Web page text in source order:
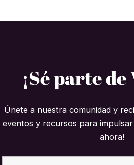
¡Sé parte
Únete a nuestra comunidad y
eventos y recursos para
ahora!